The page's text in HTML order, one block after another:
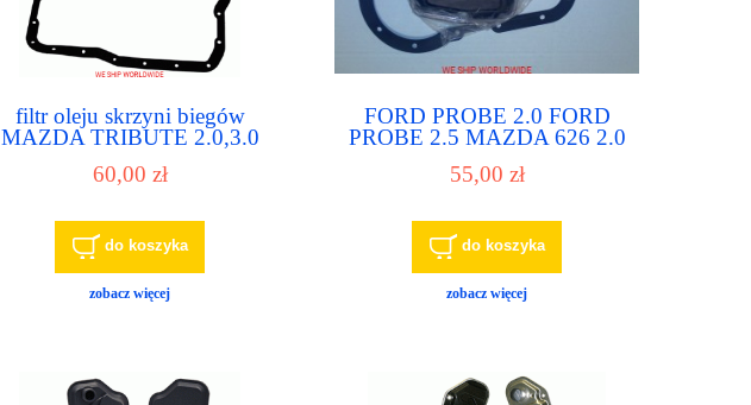
filtr oleju skrzyni biegów
MAZDA TRIBUTE 2.0,3.0
60,00 zł
do koszyka
zobacz więcej
FORD PROBE 2.0 FORD
PROBE 2.5 MAZDA 626 2.0
automatu, filtr do skrzyni biegów
55,00 zł
do koszyka
zobacz więcej